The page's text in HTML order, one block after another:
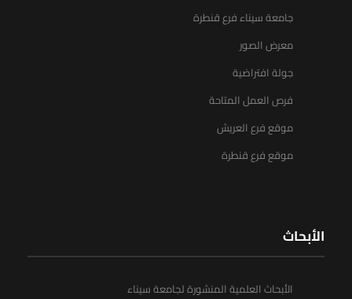
جامعة سيناء فرع قنطرة
معرض الصور
جولة افتراضية
فرص العمل المتاحة
موقع فرع العريش
موقع فرع قنطرة
الأبحاث
الأبحاث العلمية المنشورة لجامعة سيناء